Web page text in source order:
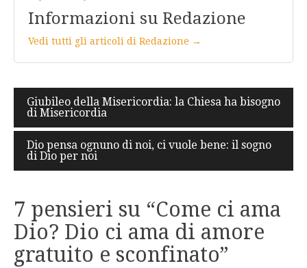
Informazioni su Redazione
Vedi tutti gli articoli di Redazione →
Navigazione
articoli
Giubileo della Misericordia: la Chiesa ha bisogno
di Misericordia
Dio pensa ognuno di noi, ci vuole bene: il sogno
di Dio per noi
7 pensieri su “Come ci ama
Dio? Dio ci ama di amore
gratuito e sconfinato”